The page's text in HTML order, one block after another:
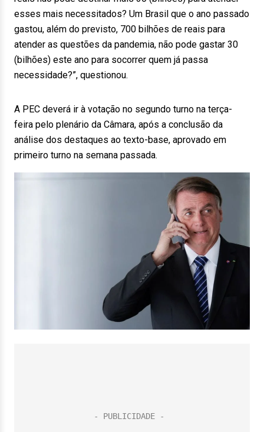
esses mais necessitados? Um Brasil que o ano passado
gastou, além do previsto, 700 bilhões de reais para
atender as questões da pandemia, não pode gastar 30
(bilhões) este ano para socorrer quem já passa
necessidade?”, questionou.
A PEC deverá ir à votação no segundo turno na terça-
feira pelo plenário da Câmara, após a conclusão da
análise dos destaques ao texto-base, aprovado em
primeiro turno na semana passada.